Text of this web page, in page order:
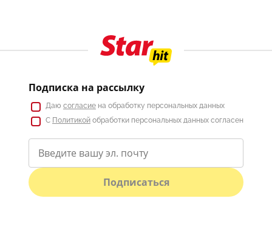
Подписка на рассылку
Даю согласие на обработку персональных данных
С Политикой обработки персональных данных согласен
Подписаться